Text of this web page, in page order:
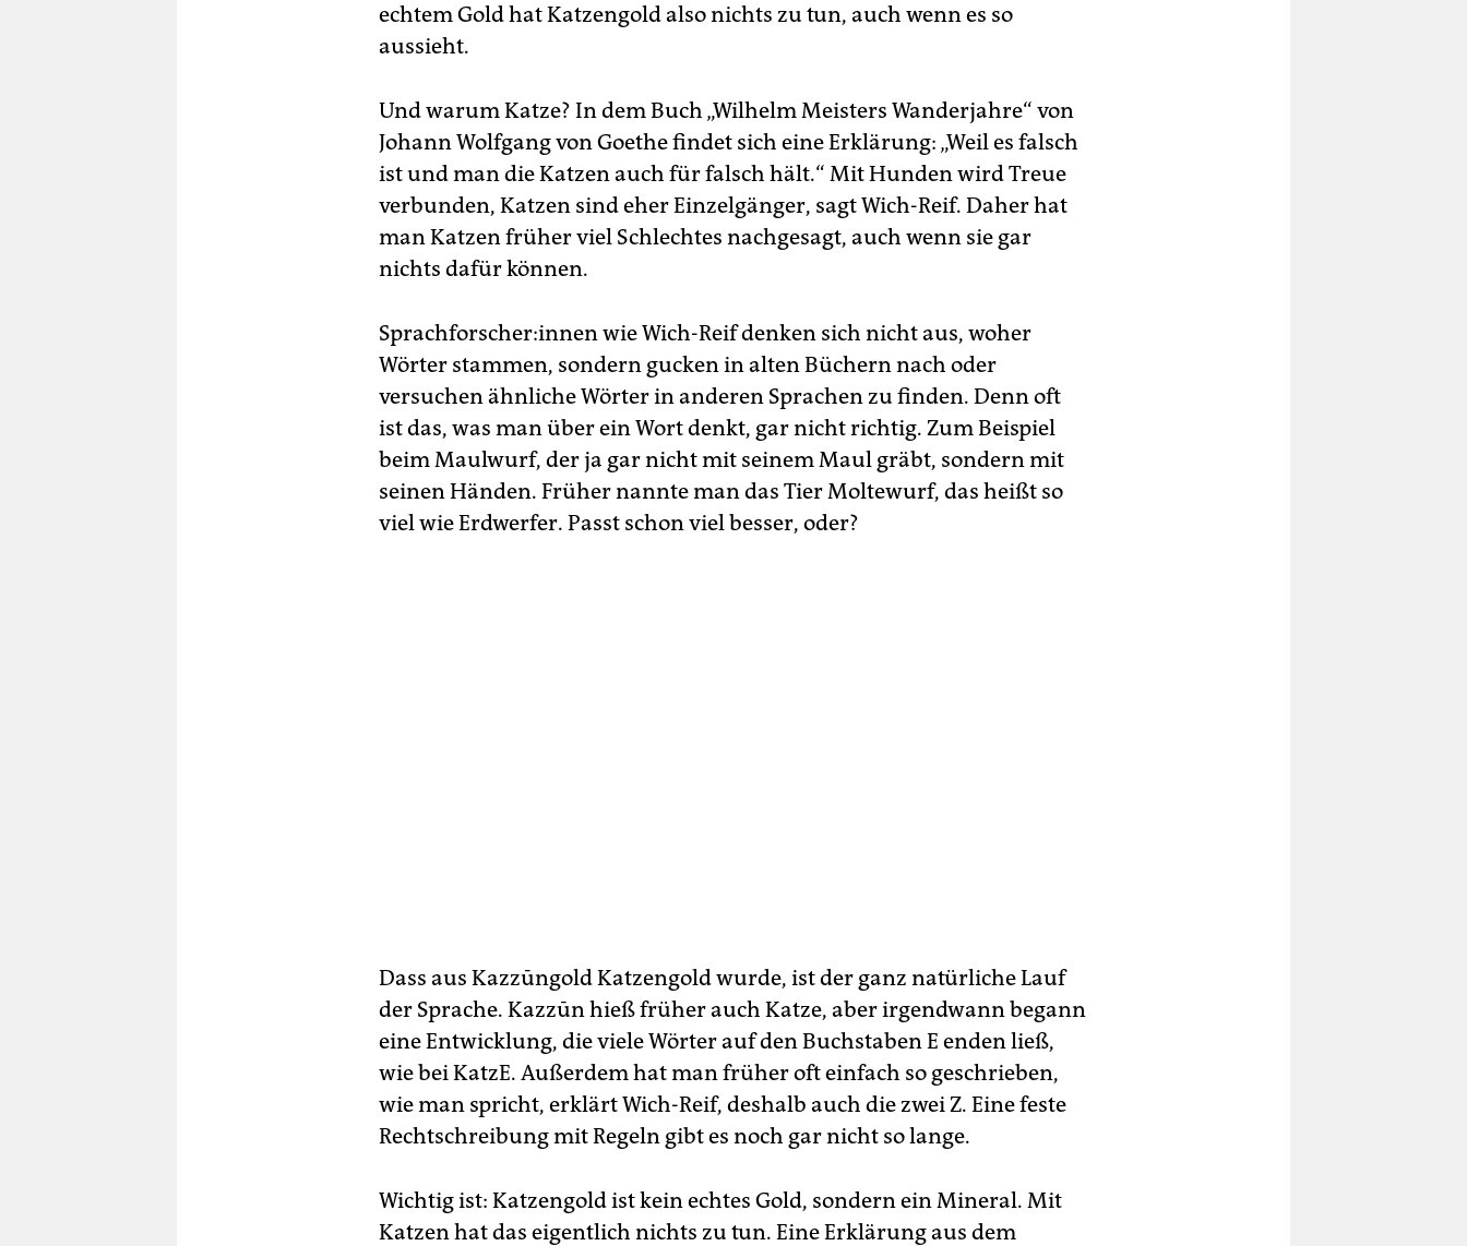
echtem Gold hat Katzengold also nichts zu tun, auch wenn es so
aussieht.
Und warum Katze? In dem Buch „Wilhelm Meisters Wanderjahre“ von
Johann Wolfgang von Goethe findet sich eine Erklärung: „Weil es falsch
ist und man die Katzen auch für falsch hält.“ Mit Hunden wird Treue
verbunden, Katzen sind eher Einzelgänger, sagt Wich-Reif. Daher hat
man Katzen früher viel Schlechtes nachgesagt, auch wenn sie gar
nichts dafür können.
Sprach­for­sche­r:in­nen wie Wich-Reif denken sich nicht aus, woher
Wörter stammen, sondern gucken in alten Büchern nach oder
versuchen ähnliche Wörter in anderen Sprachen zu finden. Denn oft
ist das, was man über ein Wort denkt, gar nicht richtig. Zum Beispiel
beim Maulwurf, der ja gar nicht mit seinem Maul gräbt, sondern mit
seinen Händen. Früher nannte man das Tier Moltewurf, das heißt so
viel wie Erdwerfer. Passt schon viel besser, oder?
Dass aus Kazzūngold Katzengold wurde, ist der ganz natürliche Lauf
der Sprache. Kazzūn hieß früher auch Katze, aber irgendwann begann
eine Entwicklung, die viele Wörter auf den Buchstaben E enden ließ,
wie bei KatzE. Außerdem hat man früher oft einfach so geschrieben,
wie man spricht, erklärt Wich-Reif, deshalb auch die zwei Z. Eine feste
Rechtschreibung mit Regeln gibt es noch gar nicht so lange.
Wichtig ist: Katzengold ist kein echtes Gold, sondern ein Mineral. Mit
Katzen hat das eigentlich nichts zu tun. Eine Erklärung aus dem